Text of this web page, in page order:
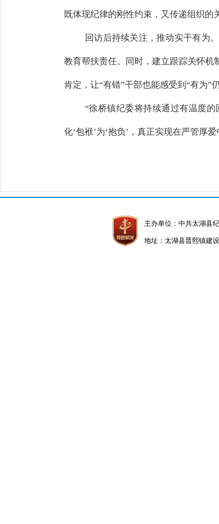
既体现纪律的刚性约束，又传递组织
回访后持续关注，推动实干有为
教育帮扶责任。同时，建立跟踪关怀
肯定，让“有错”干部也能感受到“有为”
“徐桥镇纪委将持续通过有温度
化‘包袱’为‘抱负’，真正实现在严管厚
主办单位：中共太湖县
地址：太湖县晋熙镇建